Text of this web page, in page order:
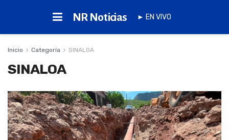
NR Noticias ► EN VIVO
Inicio Categoría SINALOA
SINALOA